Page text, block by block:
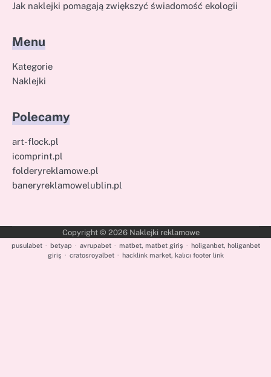
Jak naklejki pomagają zwiększyć świadomość ekologii
Menu
Kategorie
Naklejki
Polecamy
art-flock.pl
icomprint.pl
folderyreklamowe.pl
baneryreklamowelublin.pl
Copyright © 2026 Naklejki reklamowe
pusulabet · betyap · avrupabet · matbet, matbet giriş · holiganbet, holiganbet
giriş · cratosroyalbet · hacklink market, kalıcı footer link